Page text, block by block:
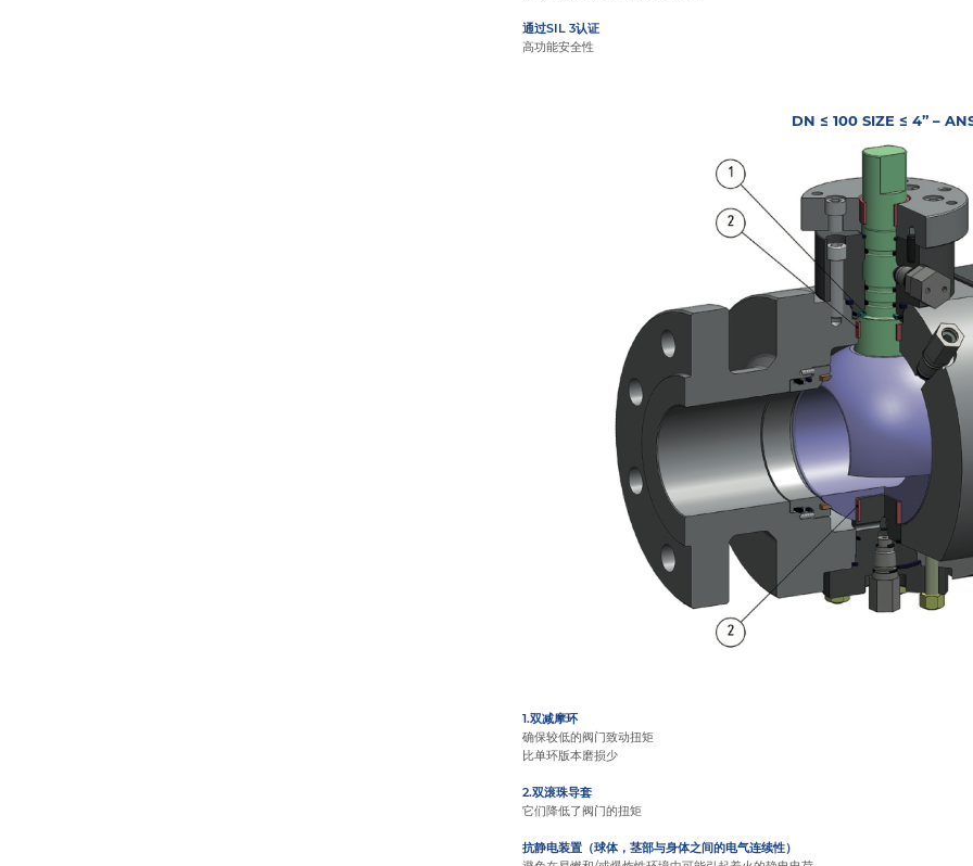
通过SIL 3认证
高功能安全性
DN ≤ 100 SIZE ≤ 4” –
1.双减摩环
确保较低的阀门致动扭矩
比单环版本磨损少
2.双滚珠导套
它们降低了阀门的扭矩
抗静电装置（球体，茎部与身体之间的电气连续性）